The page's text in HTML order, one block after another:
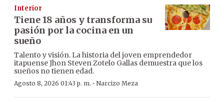
Interior
Tiene 18 años y transforma su
pasión por la cocina en un
sueño
Talento y visión. La historia del joven emprendedor
itapuense Jhon Steven Zotelo Gallas demuestra que los
sueños no tienen edad.
Agosto 8, 2026 01:43 p. m. · Narcizo Meza